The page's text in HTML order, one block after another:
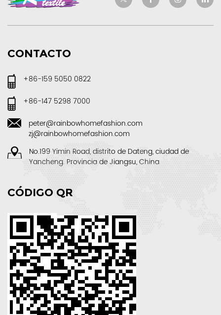
CONTACTO
+86-159 5050 0822
+86-147 5298 7000
peter@rainbowhomefashion.com
zj@rainbowhomefashion.com
No.199 Yimin Road, distrito de Dateng, ciudad de
Yancheng. Provincia de Jiangsu, China
CÓDIGO QR